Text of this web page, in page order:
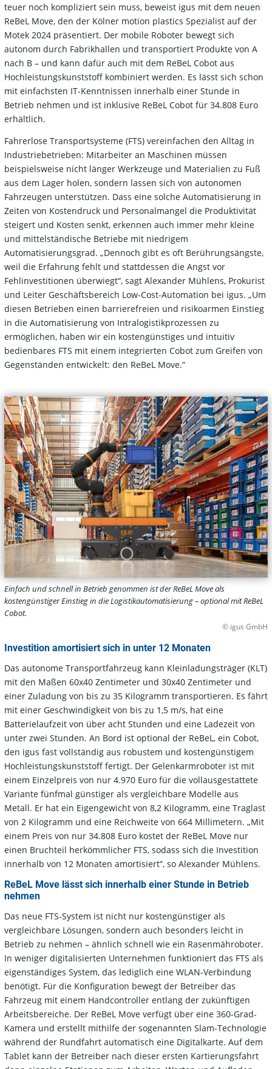
teuer noch kompliziert sein muss, beweist igus mit dem neuen
ReBeL Move, den der Kölner motion plastics Spezialist auf der
Motek 2024 präsentiert. Der mobile Roboter bewegt sich
autonom durch Fabrikhallen und transportiert Produkte von A
nach B – und kann dafür auch mit dem ReBeL Cobot aus
Hochleistungskunststoff kombiniert werden. Es lässt sich schon
mit einfachsten IT-Kenntnissen innerhalb einer Stunde in
Betrieb nehmen und ist inklusive ReBeL Cobot für 34.808 Euro
erhältlich.
Fahrerlose Transportsysteme (FTS) vereinfachen den Alltag in
Industriebetrieben: Mitarbeiter an Maschinen müssen
beispielsweise nicht länger Werkzeuge und Materialien zu Fuß
aus dem Lager holen, sondern lassen sich von autonomen
Fahrzeugen unterstützen. Dass eine solche Automatisierung in
Zeiten von Kostendruck und Personalmangel die Produktivität
steigert und Kosten senkt, erkennen auch immer mehr kleine
und mittelständische Betriebe mit niedrigem
Automatisierungsgrad. „Dennoch gibt es oft Berührungsängste,
weil die Erfahrung fehlt und stattdessen die Angst vor
Fehlinvestitionen überwiegt“, sagt Alexander Mühlens, Prokurist
und Leiter Geschäftsbereich Low-Cost-Automation bei igus. „Um
diesen Betrieben einen barrierefreien und risikoarmen Einstieg
in die Automatisierung von Intralogistikprozessen zu
ermöglichen, haben wir ein kostengünstiges und intuitiv
bedienbares FTS mit einem integrierten Cobot zum Greifen von
Gegenständen entwickelt: den ReBeL Move.“
Einfach und schnell in Betrieb genommen ist der ReBeL Move als
kostengünstiger Einstieg in die Logistikautomatisierung – optional mit ReBeL
Cobot.
© igus GmbH
Investition amortisiert sich in unter 12 Monaten
Das autonome Transportfahrzeug kann Kleinladungsträger (KLT)
mit den Maßen 60x40 Zentimeter und 30x40 Zentimeter und
einer Zuladung von bis zu 35 Kilogramm transportieren. Es fährt
mit einer Geschwindigkeit von bis zu 1,5 m/s, hat eine
Batterielaufzeit von über acht Stunden und eine Ladezeit von
unter zwei Stunden. An Bord ist optional der ReBeL, ein Cobot,
den igus fast vollständig aus robustem und kostengünstigem
Hochleistungskunststoff fertigt. Der Gelenkarmroboter ist mit
einem Einzelpreis von nur 4.970 Euro für die vollausgestattete
Variante fünfmal günstiger als vergleichbare Modelle aus
Metall. Er hat ein Eigengewicht von 8,2 Kilogramm, eine Traglast
von 2 Kilogramm und eine Reichweite von 664 Millimetern. „Mit
einem Preis von nur 34.808 Euro kostet der ReBeL Move nur
einen Bruchteil herkömmlicher FTS, sodass sich die Investition
innerhalb von 12 Monaten amortisiert“, so Alexander Mühlens.
ReBeL Move lässt sich innerhalb einer Stunde in Betrieb
nehmen
Das neue FTS-System ist nicht nur kostengünstiger als
vergleichbare Lösungen, sondern auch besonders leicht in
Betrieb zu nehmen – ähnlich schnell wie ein Rasenmähroboter.
In weniger digitalisierten Unternehmen funktioniert das FTS als
eigenständiges System, das lediglich eine WLAN-Verbindung
benötigt. Für die Konfiguration bewegt der Betreiber das
Fahrzeug mit einem Handcontroller entlang der zukünftigen
Arbeitsbereiche. Der ReBeL Move verfügt über eine 360-Grad-
Kamera und erstellt mithilfe der sogenannten Slam-Technologie
während der Rundfahrt automatisch eine Digitalkarte. Auf dem
Tablet kann der Betreiber nach dieser ersten Kartierungsfahrt